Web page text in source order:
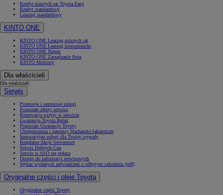
Kredyt niższych rat Toyota Easy
Kredyt standardowy
Leasing standardowy
KINTO ONE
KINTO ONE Leasing niższych rat
KINTO ONE Leasing konsumencki
KINTO ONE Najem
KINTO ONE Zarządzanie flotą
KINTO Mobility
Dla właścicieli
Dla właścicieli
Serwis
Promocje i sezonowe usługi
Pozostałe oferty serwisu
Rezerwacja wizyty w serwisie
Gwarancja Toyota Relax
Pozostałe Gwarancje Toyoty
Ubezpieczenia i naprawy blacharsko-lakiernicze
Innowacyjne usługi dla Twojej wygody
Bezpłatne Akcje Serwisowe
Serwis Dobrych Cen
Serwis w ASO się opłaca
Dostęp do informacji serwisowych
Wykaz wydanych zaświadczeń o odbytym szkoleniu (pdf)
Oryginalne części i oleje Toyota
Oryginalne części Toyoty